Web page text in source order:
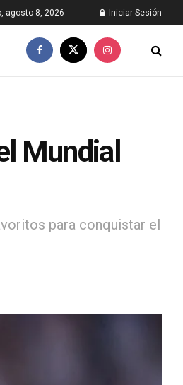
agosto 8, 2026 Iniciar Sesión
Mundial
para conquistar el